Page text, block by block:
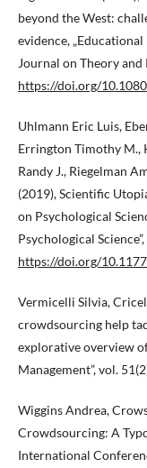
beyond the West:
evidence,
Journal on Theory and
https://doi.org/
Uhlmann Eric Luis,
Errington Timothy M.,
Randy J., Riegelman
(2019), Scientific
on Psychological
Psychological
https://doi.org/
Vermicelli Silvia,
crowdsourcing help
explorative overview
Management”, vol.
Wiggins Andrea,
Crowdsourcing: A
International